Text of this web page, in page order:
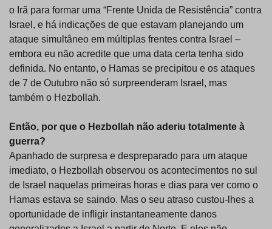
o Irã para formar uma “Frente Unida de Resistência” contra
Israel, e há indicações de que estavam planejando um
ataque simultâneo em múltiplas frentes contra Israel –
embora eu não acredite que uma data certa tenha sido
definida. No entanto, o Hamas se precipitou e os ataques
de 7 de Outubro não só surpreenderam Israel, mas
também o Hezbollah.
Então, por que o Hezbollah não aderiu totalmente à
guerra?
Apanhado de surpresa e despreparado para um ataque
imediato, o Hezbollah observou os acontecimentos no sul
de Israel naquelas primeiras horas e dias para ver como o
Hamas estava se saindo. Mas o seu atraso custou-lhes a
oportunidade de infligir instantaneamente danos